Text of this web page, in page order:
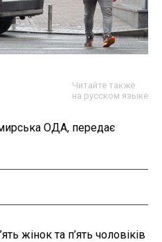
Читайте также
на русском языке
ОДА, передає
жінок та п’ять чоловіків